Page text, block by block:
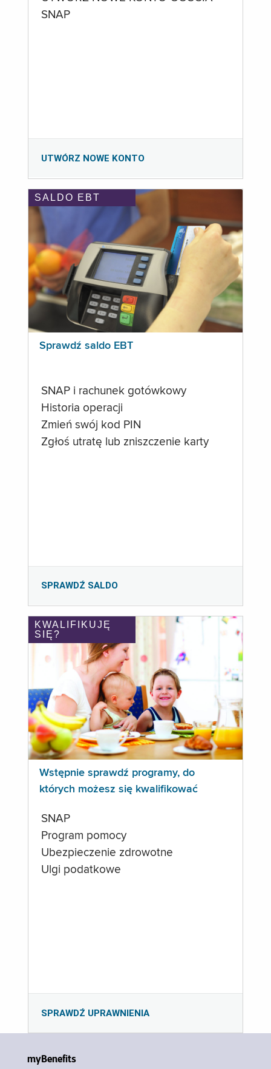
SNAP
UTWÓRZ NOWE KONTO
SALDO EBT
Sprawdź saldo EBT
SNAP i rachunek gotówkowy
Historia operacji
Zmień swój kod PIN
Zgłoś utratę lub zniszczenie karty
SPRAWDŹ SALDO
KWALIFIKUJĘ
SIĘ?
Wstępnie sprawdź programy, do
których możesz się kwalifikować
SNAP
Program pomocy
Ubezpieczenie zdrowotne
Ulgi podatkowe
SPRAWDŹ UPRAWNIENIA
myBenefits